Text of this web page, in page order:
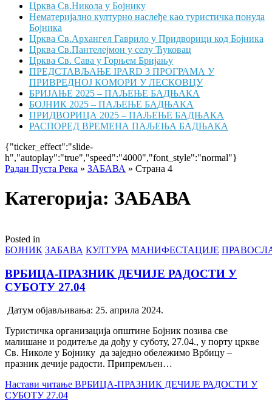
Црква Св.Никола у Бојнику
Нематеријално културно наслеђе као туристичка понуда
Бојника
Црква Св.Архангел Гаврило у Придворици код Бојника
Црква Св.Пантелејмон у селу Ћуковац
Црква Св. Сава у Горњем Бријању
ПРЕДСТАВЉАЊЕ IPARD 3 ПРОГРАМА У
ПРИВРЕДНОЈ КОМОРИ У ЛЕСКОВЦУ
БРИЈАЊЕ 2025 – ПАЉЕЊЕ БАДЊАКА
БОЈНИК 2025 – ПАЉЕЊЕ БАДЊАКА
ПРИДВОРИЦА 2025 – ПАЉЕЊЕ БАДЊАКА
РАСПОРЕД ВРЕМЕНА ПАЉЕЊА БАДЊАКА
{"ticker_effect":"slide-
h","autoplay":"true","speed":"4000","font_style":"normal"}
Радан Пуста Река » ЗАБАВА » Страна 4
Категорија: ЗАБАВА
Posted in
БОЈНИК ЗАБАВА КУЛТУРА МАНИФЕСТАЦИЈЕ
ВРБИЦА-ПРАЗНИК ДЕЧИЈЕ РАДОСТИ У
СУБОТУ 27.04
Датум објављивања: 25. априла 2024.
Туристичка организација општине Бојник позива све
малишане и родитеље да дођу у суботу, 27.04., у порту цркве
Св. Николе у Бојнику да заједно обележимо Врбицу –
празник дечије радости. Припремљен…
Настави читање ВРБИЦА-ПРАЗНИК ДЕЧИЈЕ РАДОСТИ У
СУБОТУ 27.04